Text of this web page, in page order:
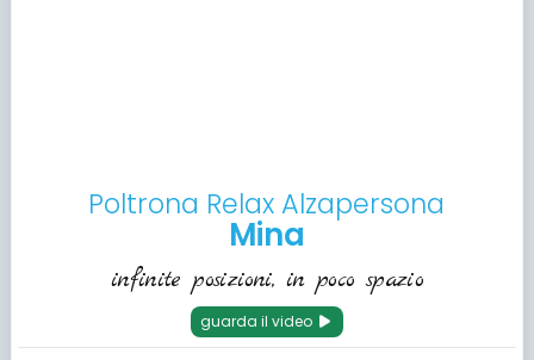
Poltrona Relax Alzapersona
Mina
infinite posizioni, in poco spazio
guarda il video